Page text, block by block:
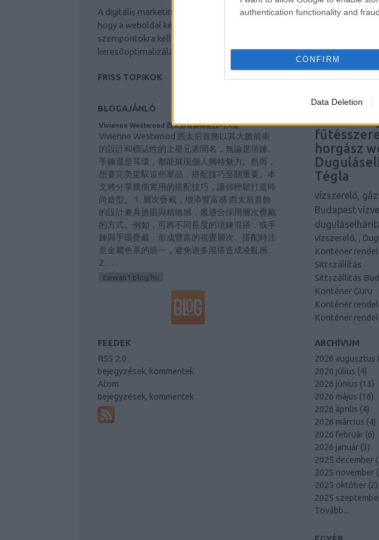
authentication functionality and
CONFIRM
Data Deletion
készítmények a fiatalos megjelenésért.
Látogassa meg a vitafemina.hu oldalt
A digitális marketing trendjei meghatározzák,
hogy a weboldal készítés során milyen
szempontokra kell figyelni: keresőmarketing,
keresőoptimalizálás, online marketing.
FRISS TOPIKOK
BLOGAJÁNLÓ
Vivienne Westwood 西太后首飾搭配技巧大全
Vivienne Westwood 西太后首飾以其大膽前衛
的設計和標誌性的土星元素聞名，無論是項鍊、
手鍊還是耳環，都能展現個人獨特魅力。然而，
想要完美駕馭這些單品，搭配技巧至關重要。本
文將分享幾個實用的搭配技巧，讓你輕鬆打造時
尚造型。 1. 層次疊戴，增添豐富感 西太后首飾
的設計兼具搶眼與精緻感，最適合採用層次疊戴
的方式。例如，可將不同長度的項鍊混搭，或手
鍊與手環疊戴，形成豐富的視覺層次。搭配時注
意金屬色系的統一，避免過多混搭造成凌亂感。
2.…
taiwan1.blog.hu
FEEDEK
RSS 2.0
bejegyzések, kommentek
Atom
bejegyzések, kommentek
plusz
autósiskola
VÍZSZERELŐ,
horgász
Tégla
vízszerelő,
Budapest
vízszerelő, ,
Konténer
Sittszállítás
Sittszállítás
Konténer Guru
Konténer
Konténer
ARCHÍVUM
2026 augusztus (
2026 július (4)
2026 június (13)
2026 május (16)
2026 április (4)
2026 március (4)
2026 február (6)
2026 január (3)
2025 december (
2025 november (
2025 október (2)
2025
Tovább...